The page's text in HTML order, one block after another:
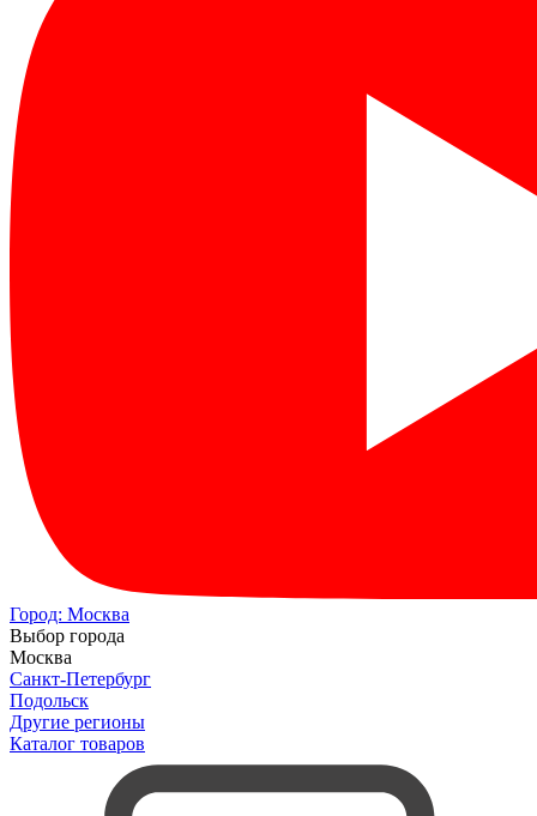
Город: Москва
Выбор города
Москва
Санкт-Петербург
Подольск
Другие регионы
Каталог товаров